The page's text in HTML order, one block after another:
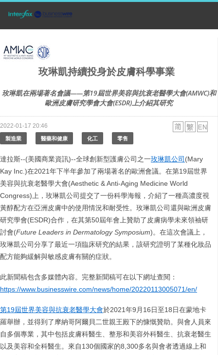
玫琳凱持續投身於皮膚科學事業
玫琳凱在兩場著名會議——第19屆世界美容與抗衰老醫學大會(AMWC)和
歐洲皮膚研究學會大會(ESDR)上介紹其研究
2022-01-17 20:46
製造業 醫藥和健康 化工 零售
達拉斯--(美國商業資訊)--全球創新型護膚公司之一玫琳凱公司 (Mary
Kay Inc.)在2021年下半年參加了兩場著名的歐洲會議。在第19屆世界
美容與抗衰老醫學大會(Aesthetic & Anti-Aging Medicine World
Congress)上，玫琳凱公司提交了一份科學海報，介紹了一種高濃度視
黃醇配方在亞洲皮膚中的使用情況和耐受性。玫琳凱公司還與歐洲皮膚
研究學會(ESDR)合作，在其第50屆年會上贊助了皮膚病學未來領袖研
討會(Future Leaders in Dermatology Symposium)。在這次會議上，
玫琳凱公司分享了最近一項臨床研究的結果，該研究證明了某種化妝品
配方能夠緩解與敏感皮膚有關的症狀。
此新聞稿包含多媒體內容。完整新聞稿可在以下網址查閱：
https://www.businesswire.com/news/home/20220113005071/en/
第19屆世界美容與抗衰老醫學大會於2021年9月16日至18日在蒙地卡
羅舉辦，並得到了摩納哥阿爾貝二世親王殿下的慷慨贊助。與會人員來
自多個專業，其中包括皮膚科醫生、整形和美容外科醫生、抗衰老醫生
以及美容和全科醫生。來自130個國家的8,300多名與會者透過線上和